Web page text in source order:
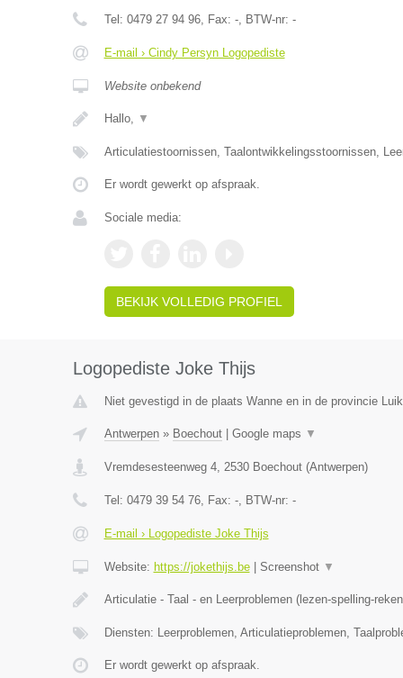
Tel: 0479 27 94 96, Fax: -, BTW-nr: -
E-mail › Cindy Persyn Logopediste
Website onbekend
Hallo, ▼
Articulatiestoornissen, Taalontwikkelingsstoornissen,
Er wordt gewerkt op afspraak.
Sociale media:
BEKIJK VOLLEDIG PROFIEL
Logopediste Joke Thijs
Niet gevestigd in de plaats Wanne en in de provincie
Antwerpen» Boechout| Google maps ▼
Vremdesesteenweg 4, 2530 Boechout(Antwerpen)
Tel: 0479 39 54 76, Fax: -, BTW-nr: -
E-mail › Logopediste Joke Thijs
Website: https://jokethijs.be| Screenshot ▼
Articulatie - Taal - en Leerproblemen (lezen-spelling-
Diensten: Leerproblemen, Articulatieproblemen,
Er wordt gewerkt op afspraak.